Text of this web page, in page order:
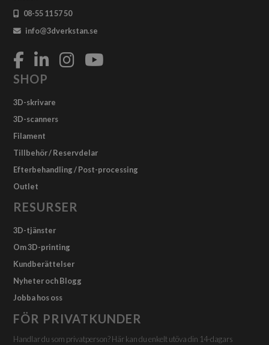
08-55 11 57 50
info@3dverkstan.se
SHOP
3D-skrivare
3D-scanners
Filament
Tillbehör / Reservdelar
Efterbehandling / Post-processing
Outlet
RESURSER
3D-tjänster
Om 3D-printing
Kundberättelser
Nyheter och Blogg
Jobba hos oss
FÖR PRIVATKUNDER
Handlar du som privatperson? Här kan du enkelt utöva din 14-dagars